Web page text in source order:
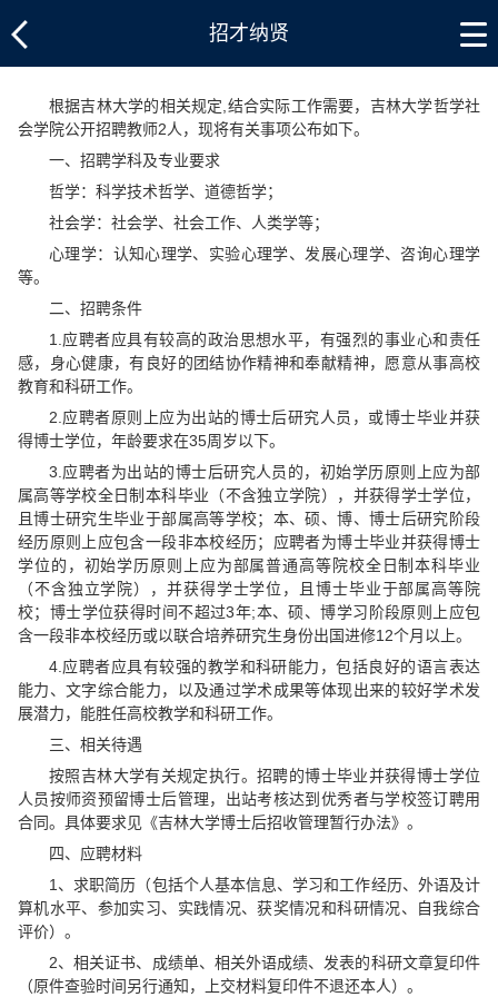
招才纳贤
根据吉林大学的相关规定,结合实际工作需要，吉林大学哲学社
会学院公开招聘教师2人，现将有关事项公布如下。
一、招聘学科及专业要求
哲学：科学技术哲学、道德哲学；
社会学：社会学、社会工作、人类学等；
心理学：认知心理学、实验心理学、发展心理学、咨询心理学
等。
二、招聘条件
1.应聘者应具有较高的政治思想水平，有强烈的事业心和责任
感，身心健康，有良好的团结协作精神和奉献精神，愿意从事高校
教育和科研工作。
2.应聘者原则上应为出站的博士后研究人员，或博士毕业并获
得博士学位，年龄要求在35周岁以下。
3.应聘者为出站的博士后研究人员的，初始学历原则上应为部
属高等学校全日制本科毕业（不含独立学院），并获得学士学位，
且博士研究生毕业于部属高等学校；本、硕、博、博士后研究阶段
经历原则上应包含一段非本校经历；应聘者为博士毕业并获得博士
学位的，初始学历原则上应为部属普通高等院校全日制本科毕业
（不含独立学院），并获得学士学位，且博士毕业于部属高等院
校；博士学位获得时间不超过3年;本、硕、博学习阶段原则上应包
含一段非本校经历或以联合培养研究生身份出国进修12个月以上。
4.应聘者应具有较强的教学和科研能力，包括良好的语言表达
能力、文字综合能力，以及通过学术成果等体现出来的较好学术发
展潜力，能胜任高校教学和科研工作。
三、相关待遇
按照吉林大学有关规定执行。招聘的博士毕业并获得博士学位
人员按师资预留博士后管理，出站考核达到优秀者与学校签订聘用
合同。具体要求见《吉林大学博士后招收管理暂行办法》。
四、应聘材料
1、求职简历（包括个人基本信息、学习和工作经历、外语及计
算机水平、参加实习、实践情况、获奖情况和科研情况、自我综合
评价）。
2、相关证书、成绩单、相关外语成绩、发表的科研文章复印件
（原件查验时间另行通知，上交材料复印件不退还本人）。